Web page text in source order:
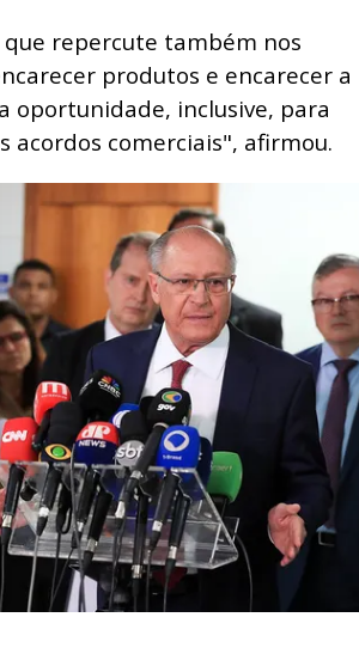
repercute também nos
produtos e encarecer a
oportunidade, inclusive, para
acordos comerciais", afirmou.